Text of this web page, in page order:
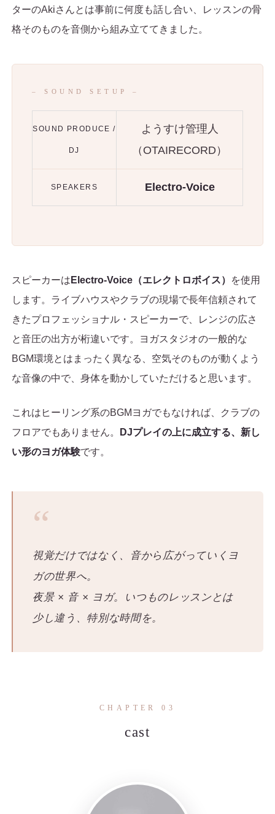
ターのAkiさんとは事前に何度も話し合い、レッスンの骨
格そのものを音側から組み立ててきました。
– SOUND SETUP –
SOUND PRODUCE /
DJ
ようすけ管理人
（OTAIRECORD）
SPEAKERS Electro-Voice
スピーカーは Electro-Voice（エレクトロボイス）
を使用
します。ライブハウスやクラブの現場で長年信頼されて
きたプロフェッショナル・スピーカーで、レンジの広さ
と音圧の出方が桁違いです。ヨガスタジオの一般的な
BGM環境とはまったく異なる、空気そのものが動くよう
な音像の中で、身体を動かしていただけると思います。
これはヒーリング系のBGMヨガでもなければ、クラブの
フロアでもありません。
DJプレイの上に成立する、新し
い形のヨガ体験です。
“
視覚だけではなく、音から広がっていくヨ
ガの世界へ。
夜景 × 音 × ヨガ。いつものレッスンとは
少し違う、特別な時間を。
CHAPTER 03
cast